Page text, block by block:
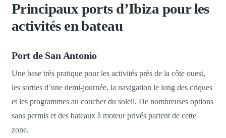
Principaux ports d’Ibiza pour les
activités en bateau
Port de San Antonio
Une base très pratique pour les activités près de la côte ouest,
les sorties d’une demi-journée, la navigation le long des criques
et les programmes au coucher du soleil. De nombreuses options
sans permis et des bateaux à moteur privés partent de cette
zone.